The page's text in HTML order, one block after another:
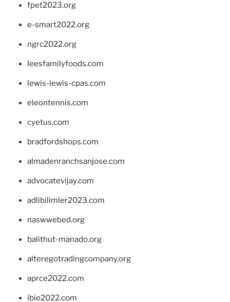
fpet2023.org
e-smart2022.org
ngrc2022.org
leesfamilyfoods.com
lewis-lewis-cpas.com
eleontennis.com
cyetus.com
bradfordshops.com
almadenranchsanjose.com
advocatevijay.com
adlibilimler2023.com
naswwebed.org
balithut-manado.org
alteregotradingcompany.org
aprce2022.com
ibie2022.com